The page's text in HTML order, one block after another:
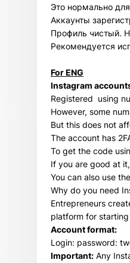
Это нормально
Аккаунты
Профиль чистый.
Рекомендуется
For ENG
Instagram
Registered using
However, some
But this does not
The account has
To get the code
If you are good at
You can also use
Why do you need
Entrepreneurs
platform for
Account format:
Login: password:
Important: Any